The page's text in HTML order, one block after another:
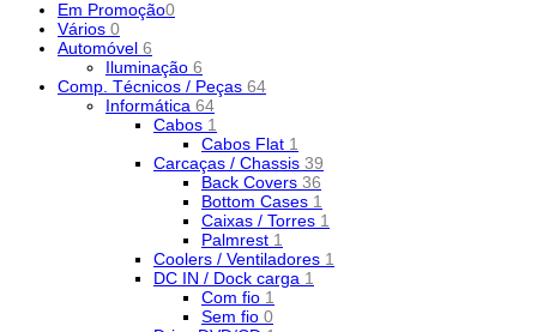
Em Promoção0
Vários 0
Automóvel 6
Iluminação 6
Comp. Técnicos / Peças 64
Informática 64
Cabos 1
Cabos Flat 1
Carcaças / Chassis 39
Back Covers 36
Bottom Cases 1
Caixas / Torres 1
Palmrest 1
Coolers / Ventiladores 1
DC IN / Dock carga 1
Com fio 1
Sem fio 0